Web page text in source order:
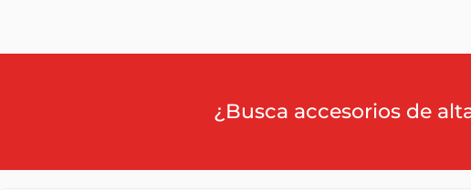
¿Busca accesorios de